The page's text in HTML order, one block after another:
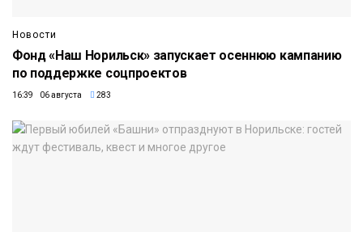
Новости
Фонд «Наш Норильск» запускает осеннюю кампанию
по поддержке соцпроектов
16:39 06 августа 283